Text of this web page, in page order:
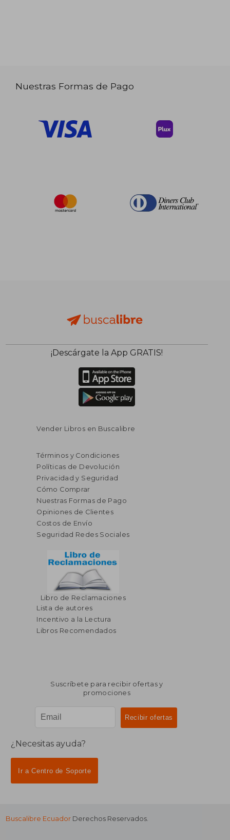
Nuestras Formas de Pago
¡Descárgate la App GRATIS!
Vender Libros en Buscalibre
Términos y Condiciones
Políticas de Devolución
Privacidad y Seguridad
Cómo Comprar
Nuestras Formas de Pago
Opiniones de Clientes
Costos de Envío
Seguridad Redes Sociales
Libro de Reclamaciones
Lista de autores
Incentivo a la Lectura
Libros Recomendados
Suscríbete para recibir ofertas y
promociones
¿Necesitas ayuda?
Ir a Centro de Soporte
Buscalibre Ecuador Derechos Reservados.